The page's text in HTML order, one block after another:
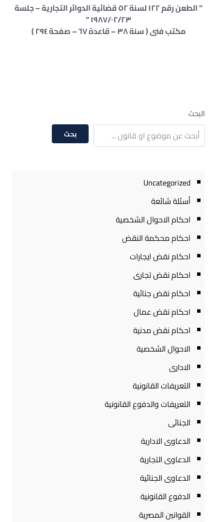
” الطعن رقم ١٢٢ لسنة ٥٢ قضائية الدوائر التجارية – جلسة
١٩٨٧/٠٢/٢٣ “
مكتب فنى ( سنة ٣٨ – قاعدة ٦٧ – صفحة ٢٩٤ )
البحث
بحث
Uncategorized
أسئلة شائعة
احكام الاحوال الشخصية
احكام محكمة النقض
احكام نقض ايجارات
احكام نقض تجارى
احكام نقض جنائية
احكام نقض عمال
احكام نقض مدنية
الاحوال الشخصية
الادارى
التعريفات القانونية
التعريفات والدفوع القانونية
الجنائى
الدعاوى الادارية
الدعاوى التجارية
الدعاوى الجنائية
الدفوع القانونية
القوانين المصرية